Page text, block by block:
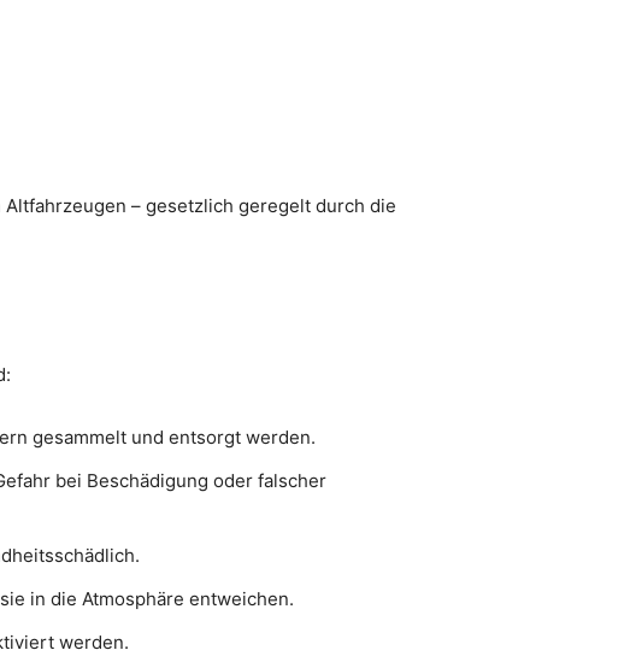
– gesetzlich geregelt durch die
gesammelt und entsorgt werden.
bei Beschädigung oder falscher
in die Atmosphäre entweichen.
werden.